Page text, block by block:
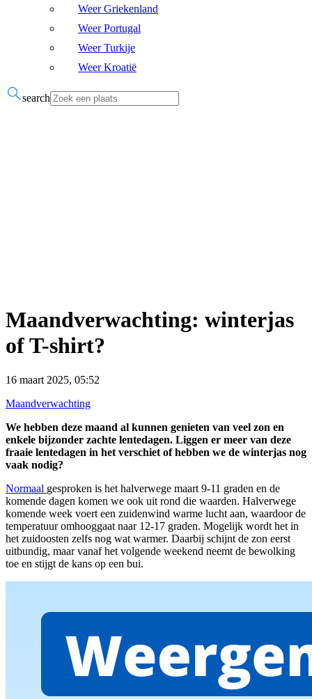
Weer Griekenland
Weer Portugal
Weer Turkije
Weer Kroatië
search
Maandverwachting: winterjas
of T-shirt?
16 maart 2025, 05:52
Maandverwachting
We hebben deze maand al kunnen genieten van veel zon en
enkele bijzonder zachte lentedagen. Liggen er meer van deze
fraaie lentedagen in het verschiet of hebben we de winterjas nog
vaak nodig?
Normaal gesproken is het halverwege maart 9-11 graden en de
komende dagen komen we ook uit rond die waarden. Halverwege
komende week voert een zuidenwind warme lucht aan, waardoor de
temperatuur omhooggaat naar 12-17 graden. Mogelijk wordt het in
het zuidoosten zelfs nog wat warmer. Daarbij schijnt de zon eerst
uitbundig, maar vanaf het volgende weekend neemt de bewolking
toe en stijgt de kans op een bui.